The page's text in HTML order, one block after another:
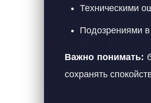
Техническими
Подозрениями
Важно понимать:
сохранять